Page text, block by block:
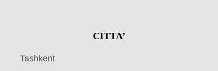
CITTA’
Tashkent